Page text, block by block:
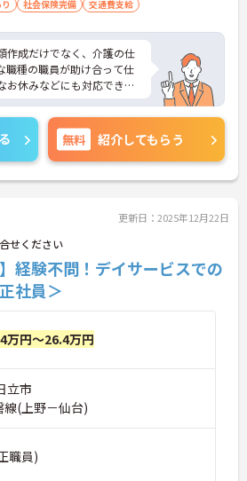
社会保険完備 交通費支給
作成だけでなく、介護の仕
職種の職員が助け合って仕
お休みなどにも対応できま
がお休みとなっておりま
うために増員しておりま
ります。
無料 紹介してもらう
更新日：2025年12月22日
せください
経験不問！デイサービスでの
社員＞
万円～26.4万円
立市
線(上野－仙台)
職員)